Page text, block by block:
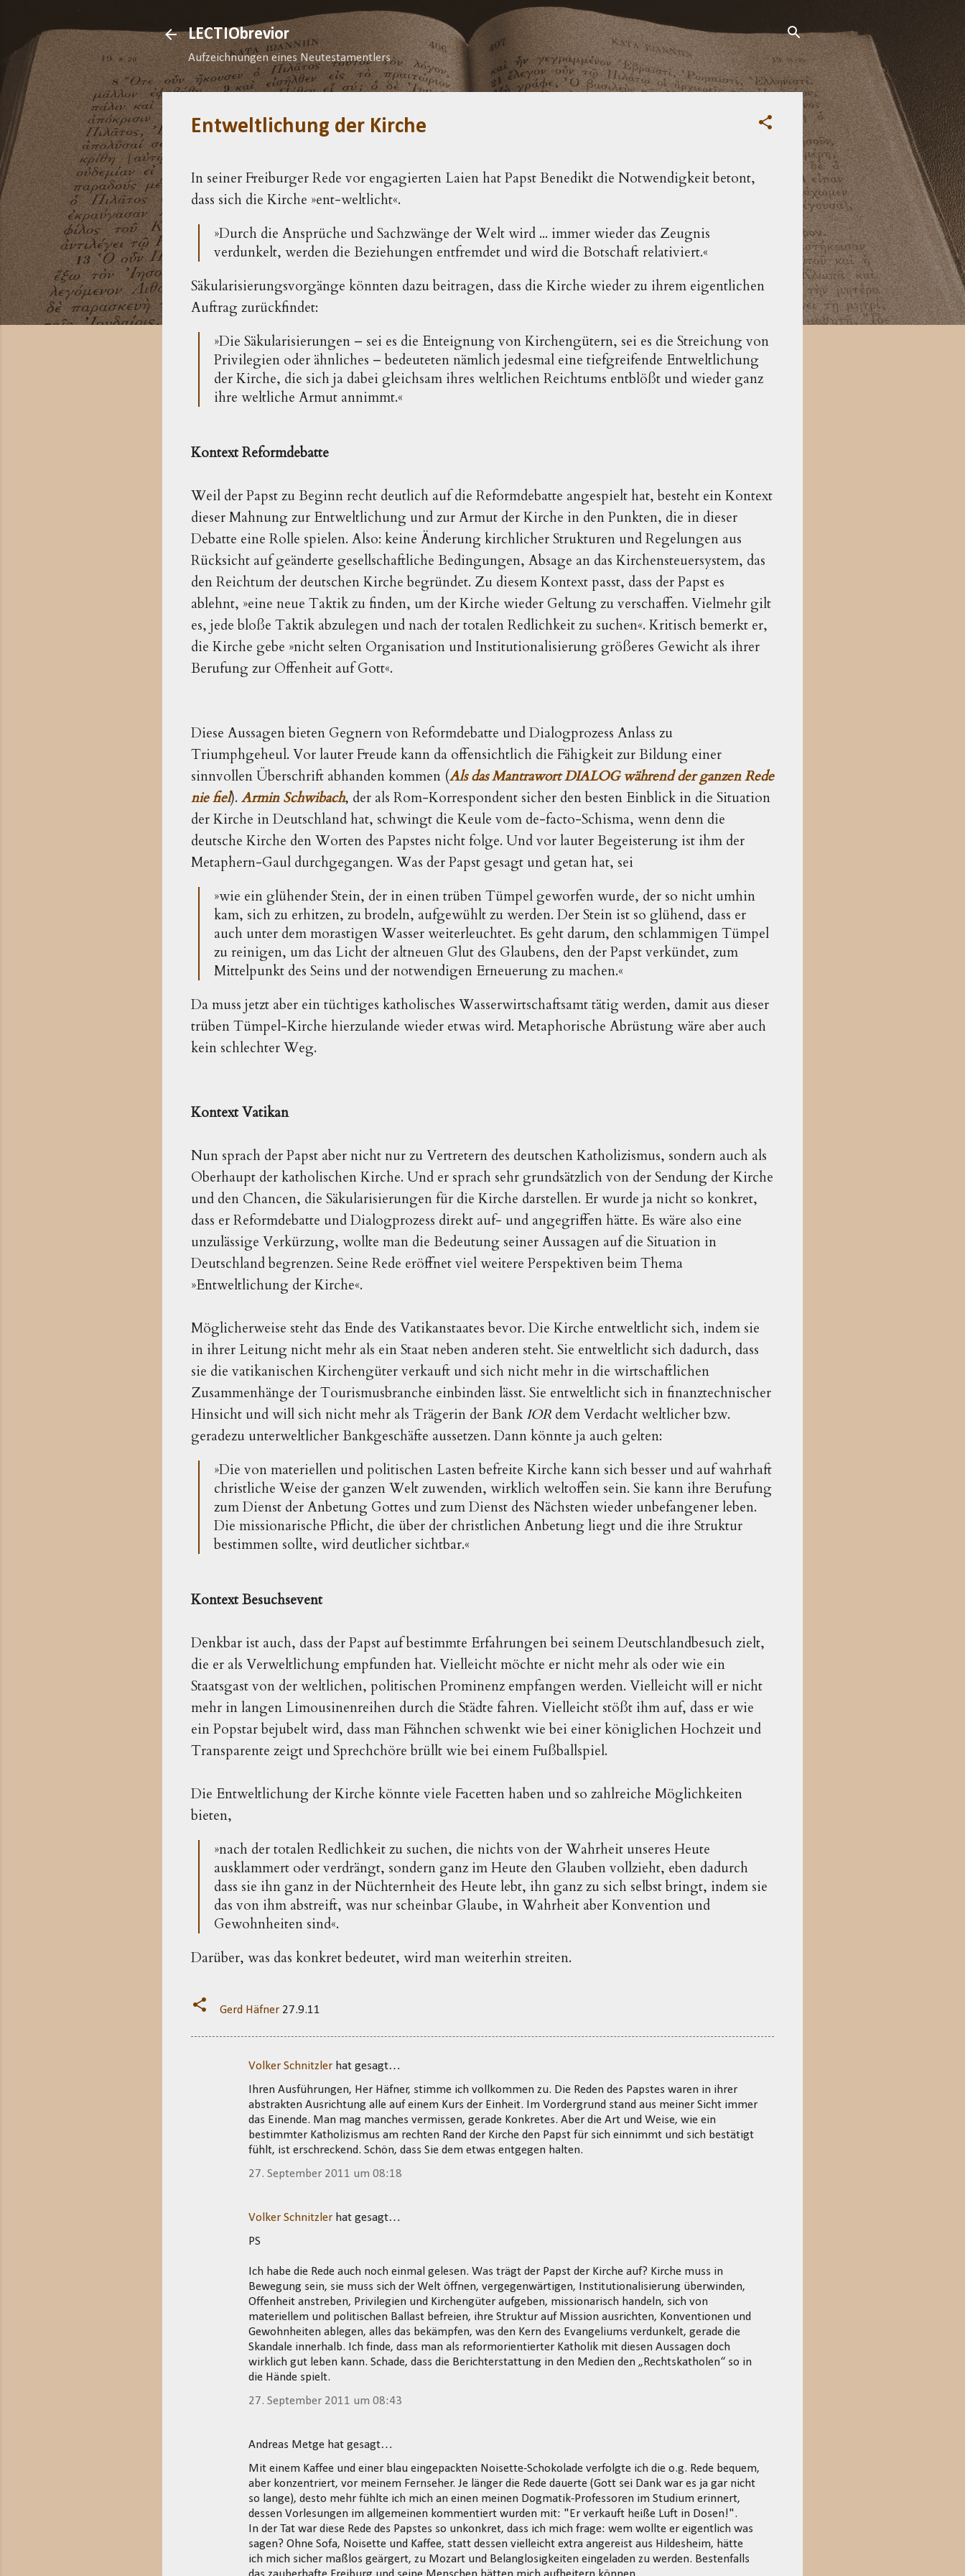
Direkt zum Hauptbereich
LECTIObrevior
Aufzeichnungen eines Neutestamentlers
Entweltlichung der Kirche
In seiner Freiburger Rede vor engagierten Laien hat Papst Benedikt die Notwendigkeit betont,
dass sich die Kirche »ent-weltlicht«.
»Durch die Ansprüche und Sachzwänge der Welt wird ... immer wieder das Zeugnis
verdunkelt, werden die Beziehungen entfremdet und wird die Botschaft relativiert.«
Säkularisierungsvorgänge könnten dazu beitragen, dass die Kirche wieder zu ihrem eigentlichen
Auftrag zurückfindet:
»Die Säkularisierungen – sei es die Enteignung von Kirchengütern, sei es die Streichung von
Privilegien oder ähnliches – bedeuteten nämlich jedesmal eine tiefgreifende Entweltlichung
der Kirche, die sich ja dabei gleichsam ihres weltlichen Reichtums entblößt und wieder ganz
ihre weltliche Armut annimmt.«
Kontext Reformdebatte
Weil der Papst zu Beginn recht deutlich auf die Reformdebatte angespielt hat, besteht ein Kontext
dieser Mahnung zur Entweltlichung und zur Armut der Kirche in den Punkten, die in dieser
Debatte eine Rolle spielen. Also: keine Änderung kirchlicher Strukturen und Regelungen aus
Rücksicht auf geänderte gesellschaftliche Bedingungen, Absage an das Kirchensteuersystem, das
den Reichtum der deutschen Kirche begründet. Zu diesem Kontext passt, dass der Papst es
ablehnt, »eine neue Taktik zu finden, um der Kirche wieder Geltung zu verschaffen. Vielmehr gilt
es, jede bloße Taktik abzulegen und nach der totalen Redlichkeit zu suchen«. Kritisch bemerkt er,
die Kirche gebe »nicht selten Organisation und Institutionalisierung größeres Gewicht als ihrer
Berufung zur Offenheit auf Gott«.
Diese Aussagen bieten Gegnern von Reformdebatte und Dialogprozess Anlass zu
Triumphgeheul. Vor lauter Freude kann da offensichtlich die Fähigkeit zur Bildung einer
sinnvollen Überschrift abhanden kommen (Als das Mantrawort DIALOG während der ganzen Rede
nie fiel). Armin Schwibach, der als Rom-Korrespondent sicher den besten Einblick in die Situation
der Kirche in Deutschland hat, schwingt die Keule vom de-facto-Schisma, wenn denn die
deutsche Kirche den Worten des Papstes nicht folge. Und vor lauter Begeisterung ist ihm der
Metaphern-Gaul durchgegangen. Was der Papst gesagt und getan hat, sei
»wie ein glühender Stein, der in einen trüben Tümpel geworfen wurde, der so nicht umhin
kam, sich zu erhitzen, zu brodeln, aufgewühlt zu werden. Der Stein ist so glühend, dass er
auch unter dem morastigen Wasser weiterleuchtet. Es geht darum, den schlammigen Tümpel
zu reinigen, um das Licht der altneuen Glut des Glaubens, den der Papst verkündet, zum
Mittelpunkt des Seins und der notwendigen Erneuerung zu machen.«
Da muss jetzt aber ein tüchtiges katholisches Wasserwirtschaftsamt tätig werden, damit aus dieser
trüben Tümpel-Kirche hierzulande wieder etwas wird. Metaphorische Abrüstung wäre aber auch
kein schlechter Weg.
Kontext Vatikan
Nun sprach der Papst aber nicht nur zu Vertretern des deutschen Katholizismus, sondern auch als
Oberhaupt der katholischen Kirche. Und er sprach sehr grundsätzlich von der Sendung der Kirche
und den Chancen, die Säkularisierungen für die Kirche darstellen. Er wurde ja nicht so konkret,
dass er Reformdebatte und Dialogprozess direkt auf- und angegriffen hätte. Es wäre also eine
unzulässige Verkürzung, wollte man die Bedeutung seiner Aussagen auf die Situation in
Deutschland begrenzen. Seine Rede eröffnet viel weitere Perspektiven beim Thema
»Entweltlichung der Kirche«.
Möglicherweise steht das Ende des Vatikanstaates bevor. Die Kirche entweltlicht sich, indem sie
in ihrer Leitung nicht mehr als ein Staat neben anderen steht. Sie entweltlicht sich dadurch, dass
sie die vatikanischen Kirchengüter verkauft und sich nicht mehr in die wirtschaftlichen
Zusammenhänge der Tourismusbranche einbinden lässt. Sie entweltlicht sich in finanztechnischer
Hinsicht und will sich nicht mehr als Trägerin der Bank IOR dem Verdacht weltlicher bzw.
geradezu unterweltlicher Bankgeschäfte aussetzen. Dann könnte ja auch gelten:
»Die von materiellen und politischen Lasten befreite Kirche kann sich besser und auf wahrhaft
christliche Weise der ganzen Welt zuwenden, wirklich weltoffen sein. Sie kann ihre Berufung
zum Dienst der Anbetung Gottes und zum Dienst des Nächsten wieder unbefangener leben.
Die missionarische Pflicht, die über der christlichen Anbetung liegt und die ihre Struktur
bestimmen sollte, wird deutlicher sichtbar.«
Kontext Besuchsevent
Denkbar ist auch, dass der Papst auf bestimmte Erfahrungen bei seinem Deutschlandbesuch zielt,
die er als Verweltlichung empfunden hat. Vielleicht möchte er nicht mehr als oder wie ein
Staatsgast von der weltlichen, politischen Prominenz empfangen werden. Vielleicht will er nicht
mehr in langen Limousinenreihen durch die Städte fahren. Vielleicht stößt ihm auf, dass er wie
ein Popstar bejubelt wird, dass man Fähnchen schwenkt wie bei einer königlichen Hochzeit und
Transparente zeigt und Sprechchöre brüllt wie bei einem Fußballspiel.
Die Entweltlichung der Kirche könnte viele Facetten haben und so zahlreiche Möglichkeiten
bieten,
»nach der totalen Redlichkeit zu suchen, die nichts von der Wahrheit unseres Heute
ausklammert oder verdrängt, sondern ganz im Heute den Glauben vollzieht, eben dadurch
dass sie ihn ganz in der Nüchternheit des Heute lebt, ihn ganz zu sich selbst bringt, indem sie
das von ihm abstreift, was nur scheinbar Glaube, in Wahrheit aber Konvention und
Gewohnheiten sind«.
Darüber, was das konkret bedeutet, wird man weiterhin streiten.
Gerd Häfner 27.9.11
Volker Schnitzler hat gesagt…
Ihren Ausführungen, Her Häfner, stimme ich vollkommen zu. Die Reden des Papstes waren in ihrer
abstrakten Ausrichtung alle auf einem Kurs der Einheit. Im Vordergrund stand aus meiner Sicht immer
das Einende. Man mag manches vermissen, gerade Konkretes. Aber die Art und Weise, wie ein
bestimmter Katholizismus am rechten Rand der Kirche den Papst für sich einnimmt und sich bestätigt
fühlt, ist erschreckend. Schön, dass Sie dem etwas entgegen halten.
27. September 2011 um 08:18
Volker Schnitzler hat gesagt…
PS
Ich habe die Rede auch noch einmal gelesen. Was trägt der Papst der Kirche auf? Kirche muss in
Bewegung sein, sie muss sich der Welt öffnen, vergegenwärtigen, Institutionalisierung überwinden,
Offenheit anstreben, Privilegien und Kirchengüter aufgeben, missionarisch handeln, sich von
materiellem und politischen Ballast befreien, ihre Struktur auf Mission ausrichten, Konventionen und
Gewohnheiten ablegen, alles das bekämpfen, was den Kern des Evangeliums verdunkelt, gerade die
Skandale innerhalb. Ich finde, dass man als reformorientierter Katholik mit diesen Aussagen doch
wirklich gut leben kann. Schade, dass die Berichterstattung in den Medien den „Rechtskatholen“ so in
die Hände spielt.
27. September 2011 um 08:43
Andreas Metge hat gesagt…
Mit einem Kaffee und einer blau eingepackten Noisette-Schokolade verfolgte ich die o.g. Rede bequem,
aber konzentriert, vor meinem Fernseher. Je länger die Rede dauerte (Gott sei Dank war es ja gar nicht
so lange), desto mehr fühlte ich mich an einen meinen Dogmatik-Professoren im Studium erinnert,
dessen Vorlesungen im allgemeinen kommentiert wurden mit: "Er verkauft heiße Luft in Dosen!".
In der Tat war diese Rede des Papstes so unkonkret, dass ich mich frage: wem wollte er eigentlich was
sagen? Ohne Sofa, Noisette und Kaffee, statt dessen vielleicht extra angereist aus Hildesheim, hätte
ich mich sicher maßlos geärgert, zu Mozart und Belanglosigkeiten eingeladen zu werden. Bestenfalls